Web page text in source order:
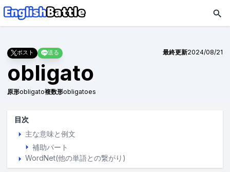
ポスト 送る 最終更新2024/08/21
obligato
原形obligato複数形obligatoes
目次
主な意味と例文
補助パート
WordNet(他の単語との繋がり)